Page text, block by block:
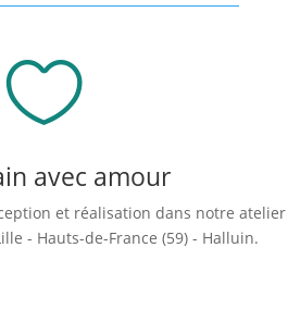

avec amour
et réalisation dans notre atelier
- Hauts-de-France (59) - Halluin.